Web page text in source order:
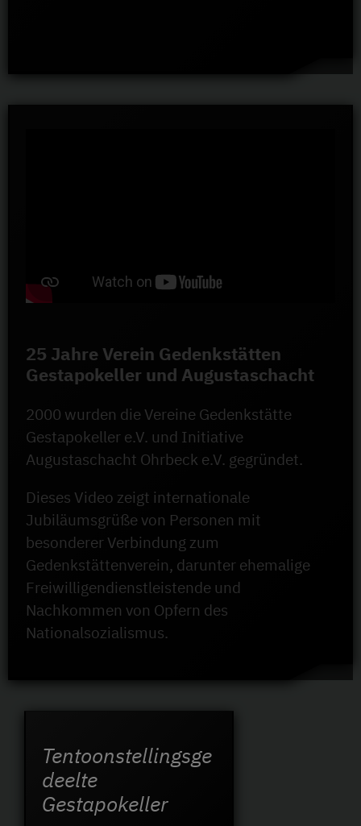
25 Jahre Verein Gedenkstätten
Gestapokeller und Augustaschacht
2000 wurden die Vereine Gedenkstätte
Gestapokeller e.V. und Initiative
Augustaschacht Ohrbeck e.V. gegründet.
Dieses Video zeigt internationale
Jubiläumsgrüße von Personen mit
besonderer Verbindung zum
Gedenkstättenverein, darunter ehemalige
Freiwilligendienstleistende und
Nachkommen von Opfern des
Nationalsozialismus.
Tentoonstellingsge
deelte
Gestapokeller